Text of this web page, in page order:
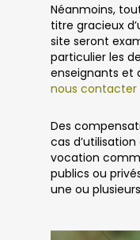
Néanmoins,
titre gracieux
site seront
particulier les
enseignants et
nous contacter
Des
cas
vocation
publics ou
une ou